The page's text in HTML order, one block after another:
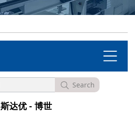
Search
斯达优 - 博世